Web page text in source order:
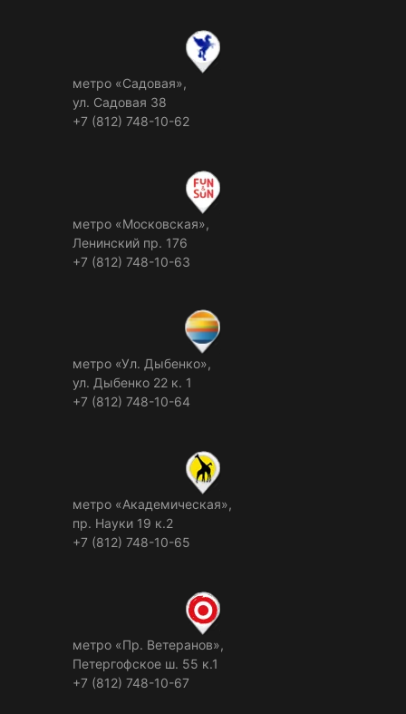
метро «Садовая»,
ул. Садовая 38
+7 (812) 748-10-62
метро «Московская»,
Ленинский пр. 176
+7 (812) 748-10-63
метро «Ул. Дыбенко»,
ул. Дыбенко 22 к. 1
+7 (812) 748-10-64
метро «Академическая»,
пр. Науки 19 к.2
+7 (812) 748-10-65
метро «Пр. Ветеранов»,
Петергофское ш. 55 к.1
+7 (812) 748-10-67